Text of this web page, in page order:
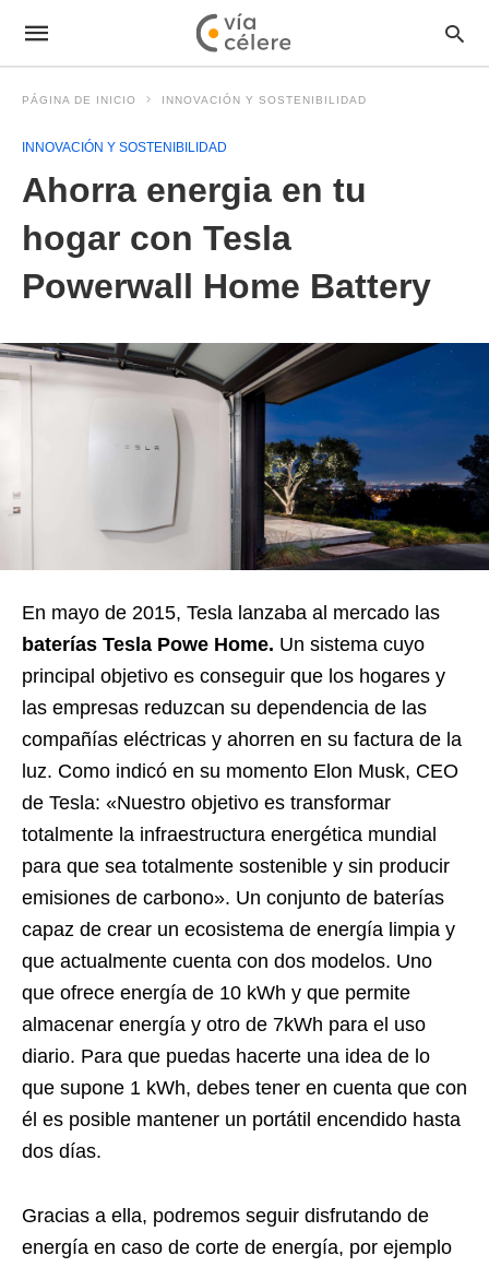
PÁGINA DE INICIO INNOVACIÓN Y SOSTENIBILIDAD
INNOVACIÓN Y SOSTENIBILIDAD
Ahorra energia en tu
hogar con Tesla
Powerwall Home Battery
En mayo de 2015, Tesla lanzaba al mercado las
baterías Tesla Powe Home. Un sistema cuyo
principal objetivo es conseguir que los hogares y
las empresas reduzcan su dependencia de las
compañías eléctricas y ahorren en su factura de la
luz. Como indicó en su momento Elon Musk, CEO
de Tesla: «Nuestro objetivo es transformar
totalmente la infraestructura energética mundial
para que sea totalmente sostenible y sin producir
emisiones de carbono». Un conjunto de baterías
capaz de crear un ecosistema de energía limpia y
que actualmente cuenta con dos modelos. Uno
que ofrece energía de 10 kWh y que permite
almacenar energía y otro de 7kWh para el uso
diario. Para que puedas hacerte una idea de lo
que supone 1 kWh, debes tener en cuenta que con
él es posible mantener un portátil encendido hasta
dos días.
Gracias a ella, podremos seguir disfrutando de
energía en caso de corte de energía, por ejemplo